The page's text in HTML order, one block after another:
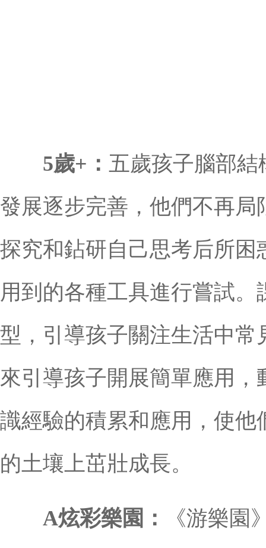
5歲+： 五歲孩子腦部
發展逐步完善，他們不再
探究和鉆研自己思考后所
用到的各種工具進行嘗試
型，引導孩子關注生活中
來引導孩子開展簡單應用
識經驗的積累和應用，使
的土壤上茁壯成長。
A炫彩樂園： 《游樂園